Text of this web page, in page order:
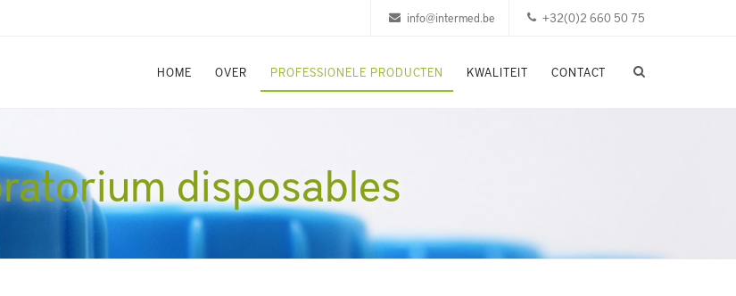
+32(0)2 660 50 75
info@intermed.be
HOME OVER PROFESSIONELE PRODUCTEN KWALITEIT CONTACT
disposables